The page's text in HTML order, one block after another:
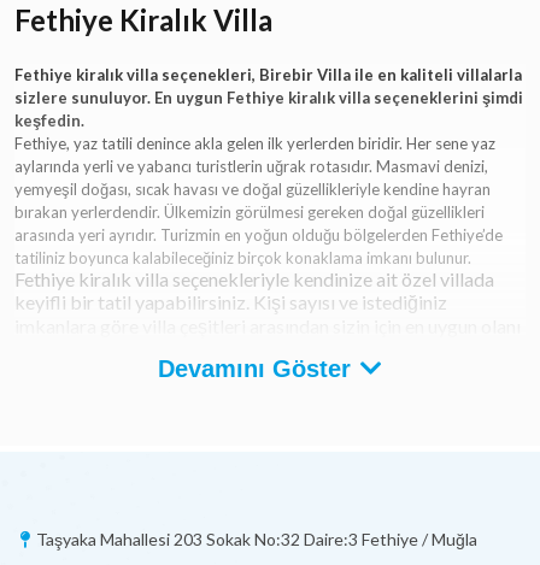
Fethiye Kiralık Villa
Fethiye kiralık villa seçenekleri, Birebir Villa ile en kaliteli villalarla
sizlere sunuluyor. En uygun Fethiye kiralık villa seçeneklerini şimdi
keşfedin.
Fethiye, yaz tatili denince akla gelen ilk yerlerden biridir. Her sene yaz
aylarında yerli ve yabancı turistlerin uğrak rotasıdır. Masmavi denizi,
yemyeşil doğası, sıcak havası ve doğal güzellikleriyle kendine hayran
bırakan yerlerdendir. Ülkemizin görülmesi gereken doğal güzellikleri
arasında yeri ayrıdır. Turizmin en yoğun olduğu bölgelerden Fethiye’de
tatiliniz boyunca kalabileceğiniz birçok konaklama imkanı bulunur.
Fethiye kiralık villa seçenekleriyle kendinize ait özel villada
keyifli bir tatil yapabilirsiniz. Kişi sayısı ve istediğiniz
seçenekler mevcuttur. Fethiye ve Kalkan bölgesinde kiralık
Edilmelidir?
Devamını Göster
Taşyaka Mahallesi 203 Sokak No:32 Daire:3 Fethiye / Muğla